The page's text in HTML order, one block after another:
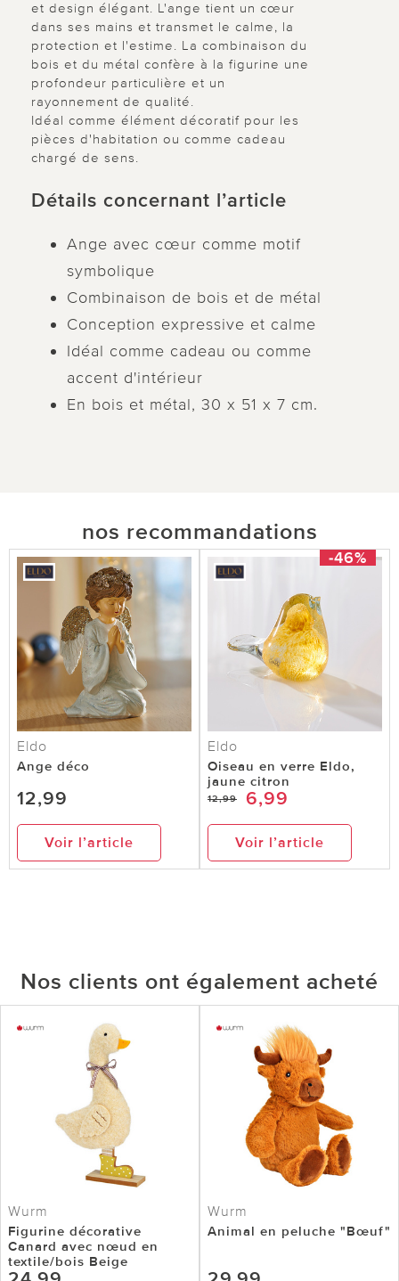
et design élégant. L'ange tient un cœur
dans ses mains et transmet le calme, la
protection et l'estime. La combinaison du
bois et du métal confère à la figurine une
profondeur particulière et un
rayonnement de qualité.
Idéal comme élément décoratif pour les
pièces d'habitation ou comme cadeau
chargé de sens.
Détails concernant l’article
Ange avec cœur comme motif
symbolique
Combinaison de bois et de métal
Conception expressive et calme
Idéal comme cadeau ou comme
accent d'intérieur
En bois et métal, 30 x 51 x 7 cm.
nos recommandations
Eldo
Ange déco
12,99
Voir l’article
-46%
Eldo
Oiseau en verre Eldo,
jaune citron
12,99 6,99
Voir l’article
Nos clients ont également acheté
Wurm
Figurine décorative
Canard avec nœud en
textile/bois Beige
Wurm
Animal en peluche "Bœuf"